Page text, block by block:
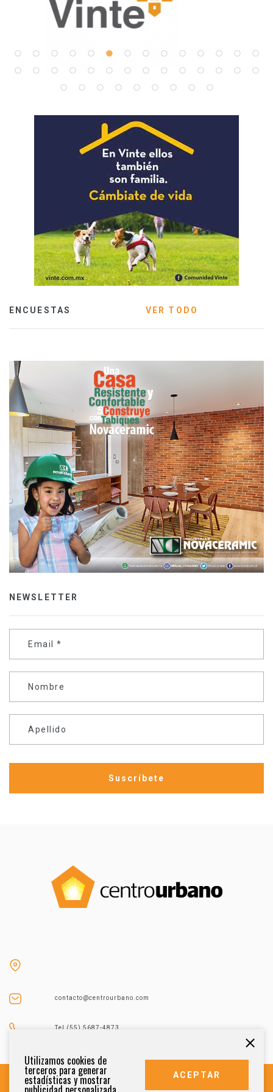
ENCUESTAS VER TODO
NEWSLETTER
Email *
Nombre
Apellido
contacto@centrourbano.com
Tel (55) 5687-4873
Utilizamos cookies de
terceros para generar
estadísticas y mostrar ACEPTAR